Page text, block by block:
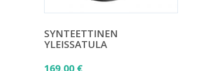
SYNTEETTINEN
YLEISSATULA
169,00 €